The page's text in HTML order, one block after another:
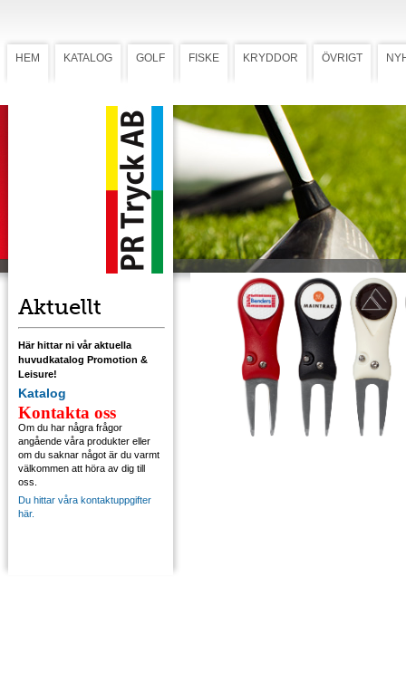
HEM KATALOG GOLF FISKE KRYDDOR ÖVRIGT
Aktuellt
Här hittar ni vår aktuella
huvudkatalog Promotion &
Leisure!
Katalog
Kontakta oss
Om du har några frågor
angående våra produkter eller
om du saknar något är du varmt
välkommen att höra av dig till
oss.
Du hittar våra kontaktuppgifter
här.
Greenlagare PF 750
Greenlagare PF 750
Greenlagare med stilettfunktion. Förädlas
med flerfärgstryck på Ø 25 mm
markeringsknapp. Välj variant; slät, dimple-
mönstrad eller gjuten.
Ladda ner mall med tryckstorlek